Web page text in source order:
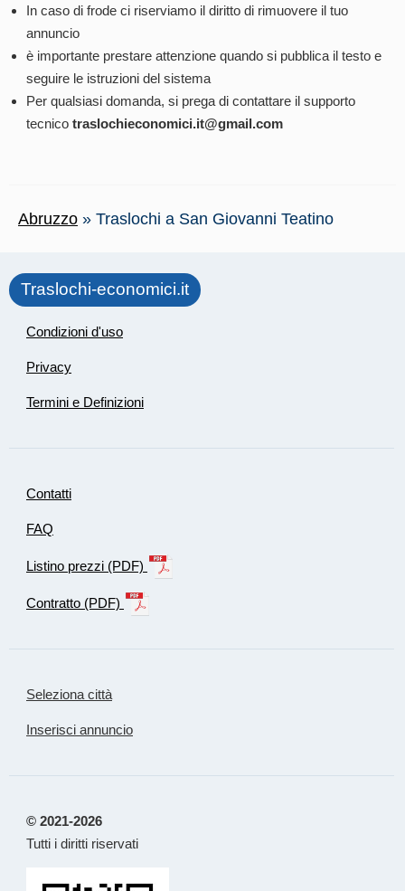
In caso di frode ci riserviamo il diritto di rimuovere il tuo
annuncio
è importante prestare attenzione quando si pubblica il testo e
seguire le istruzioni del sistema
Per qualsiasi domanda, si prega di contattare il supporto
tecnico traslochieconomici.it@gmail.com
Abruzzo » Traslochi a San Giovanni Teatino
Traslochi-economici.it
Condizioni d'uso
Privacy
Termini e Definizioni
Contatti
FAQ
Listino prezzi (PDF)
Contratto (PDF)
Seleziona città
Inserisci annuncio
© 2021-2026
Tutti i diritti riservati